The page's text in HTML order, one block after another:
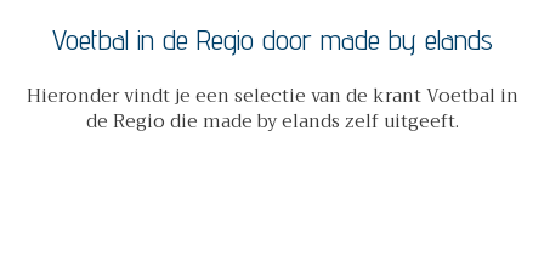
Voetbal in de Regio door made by elands
Hieronder vindt je een selectie van de krant Voetbal in
de Regio die made by elands zelf uitgeeft.